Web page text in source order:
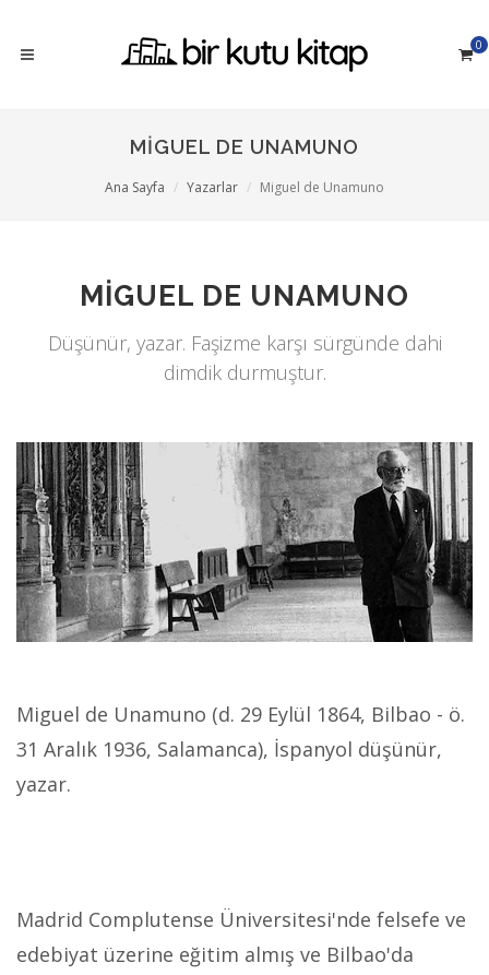
0
MIGUEL DE UNAMUNO
Ana Sayfa Yazarlar Miguel de Unamuno
MIGUEL DE UNAMUNO
Düşünür, yazar. Faşizme karşı sürgünde dahi
dimdik durmuştur.
Miguel de Unamuno (d. 29 Eylül 1864, Bilbao - ö.
31 Aralık 1936, Salamanca), İspanyol düşünür,
yazar.
Madrid Complutense Üniversitesi'nde felsefe ve
edebiyat üzerine eğitim almış ve Bilbao'da